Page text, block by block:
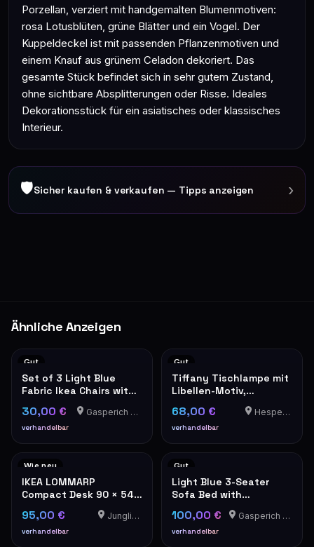
Porzellan, verziert mit handgemalten Blumenmotiven:
rosa Lotusblüten, grüne Blätter und ein Vogel. Der
Kuppeldeckel ist mit passenden Pflanzenmotiven und
einem Knauf aus grünem Celadon dekoriert. Das
gesamte Stück befindet sich in sehr gutem Zustand,
ohne sichtbare Absplitterungen oder Risse. Ideales
Dekorationsstück für ein asiatisches oder klassisches
Interieur.
🛡Sicher kaufen & verkaufen — Tipps anzeigen ›
Ähnliche Anzeigen
Gut
Set of 3 Light Blue
Fabric Ikea Chairs with
Wooden Legs
30,00 €
verhandelbar
Gasperich - Luxembourg
Gut
Tiffany Tischlampe mit
Libellen-Motiv,
Buntglas rosa/blau
68,00 €
verhandelbar
Hesperange
Wie neu
IKEA LOMMARP
Compact Desk 90 × 54
cm – Dark Blue-Green,
Excellent Condition
95,00 €
verhandelbar
Junglinster
Gut
Light Blue 3-Seater
Sofa Bed with
Cushions, convertible
to a bed, Ikea
HOLMSUND
100,00 €
verhandelbar
Gasperich - Luxembourg